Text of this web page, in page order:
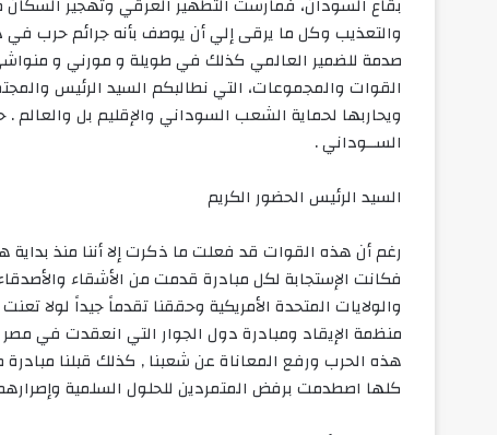
بقاع السودان، فمارست التطهير العرقي وتهجير
والتعذيب وكل ما يرقى إلي أن يوصف بأنه جرائم حرب في
صدمة للضمير العالمي كذلك في طويلة و مورني و
القوات والمجموعات، التي نطالبكم السيد الرئيس
ويحاربها لحماية الشعب السوداني والإقليم بل
الســوداني .
السيد الرئيس الحضور الكريم
رغم أن هذه القوات قد فعلت ما ذكرت إلا أننا منذ
فكانت الإستجابة لكل مبادرة قدمت من الأشقاء
والولايات المتحدة الأمريكية وحققنا تقدماً جيداً لولا
منظمة الإيقاد ومبادرة دول الجوار التي انعقدت في
هذه الحرب ورفع المعاناة عن شعبنا , كذلك قبلنا
كلها اصطدمت برفض المتمردين للحلول السلمية